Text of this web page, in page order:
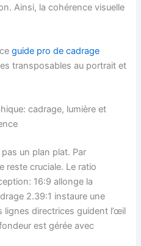
Ainsi, la cohérence visuelle
ceguide pro de cadrage
transposables au portrait et
cadrage, lumière et
un plan plat. Par
reste cruciale. Le ratio
16:9 allonge la
2.39:1 instaure une
lignes directrices guident l’œil
est gérée avec